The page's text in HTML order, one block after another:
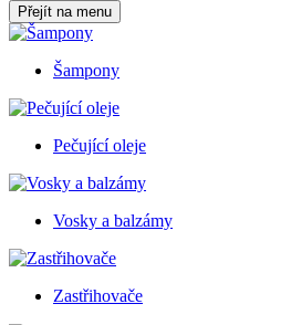
Přejít na menu
Šampony
Pečující oleje
Vosky a balzámy
Zastřihovače